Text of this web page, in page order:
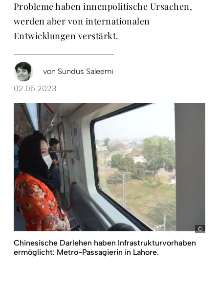
Probleme haben innenpolitische Ursachen,
werden aber von internationalen
Entwicklungen verstärkt.
von Sundus Saleemi
02.05.2023
Chinesische Darlehen haben Infrastrukturvorhaben
ermöglicht: Metro-Passagierin in Lahore.